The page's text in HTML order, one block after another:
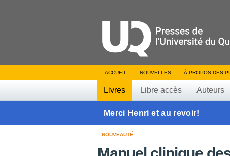
ACCUEIL NOUVELLES À PROPOS DES
Livres Libre accès Auteurs
Merci Henri et au revoir!
NOUVEAUTÉ